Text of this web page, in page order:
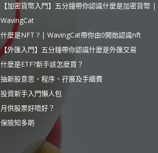
【加密貨幣入門】五分鐘帶你認識什麼是加密貨幣 |
WavingCat
什麼是NFT ? | WavingCat帶你由0開始認識nft
【外匯入門】五分鐘帶你認識什麼是外匯交易
什麼是ETF?新手該怎麼買？
抽新股意思、程序、孖展及手續費
投資新手入門懶人包
月供股票好唔好？
保險知多啲